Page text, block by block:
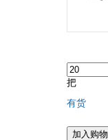
把
有货
加入购